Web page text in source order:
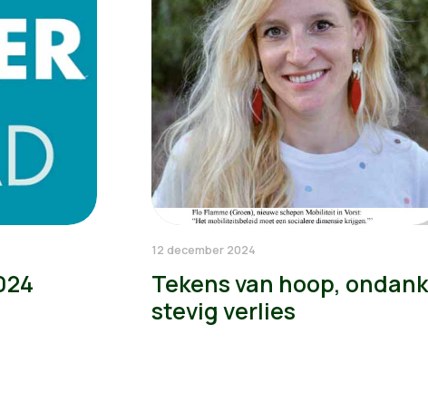
12 december 2024
Tekens van hoop,
stevig verlies